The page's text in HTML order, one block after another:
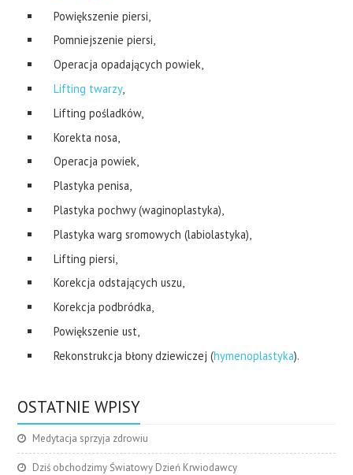
Powiększenie piersi,
Pomniejszenie piersi,
Operacja opadających powiek,
Lifting twarzy,
Lifting pośladków,
Korekta nosa,
Operacja powiek,
Plastyka penisa,
Plastyka pochwy (waginoplastyka),
Plastyka warg sromowych (labiolastyka),
Lifting piersi,
Korekcja odstających uszu,
Korekcja podbródka,
Powiększenie ust,
Rekonstrukcja błony dziewiczej (hymenoplastyka).
OSTATNIE WPISY
Medytacja sprzyja zdrowiu
Dziś obchodzimy Światowy Dzień Krwiodawcy